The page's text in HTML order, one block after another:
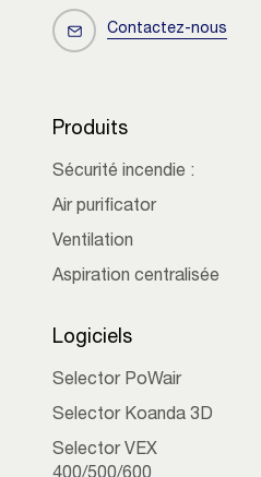
Contactez-nous
Produits
Sécurité incendie :
Air purificator
Ventilation
Aspiration centralisée
Logiciels
Selector PoWair
Selector Koanda 3D
Selector VEX